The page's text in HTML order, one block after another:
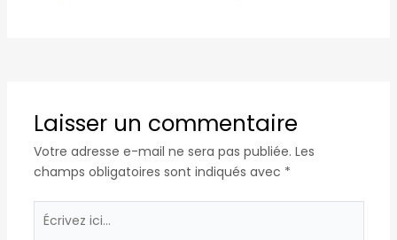
Laisser un commentaire
Votre adresse e-mail ne sera pas publiée. Les
champs obligatoires sont indiqués avec *
Écrivez
ici…